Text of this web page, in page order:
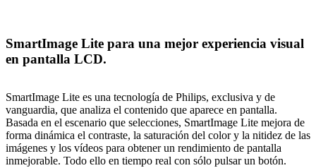
SmartImage Lite para una mejor experiencia visual
en pantalla LCD.
SmartImage Lite es una tecnología de Philips, exclusiva y de
vanguardia, que analiza el contenido que aparece en pantalla.
Basada en el escenario que selecciones, SmartImage Lite mejora de
forma dinámica el contraste, la saturación del color y la nitidez de las
imágenes y los vídeos para obtener un rendimiento de pantalla
inmejorable. Todo ello en tiempo real con sólo pulsar un botón.